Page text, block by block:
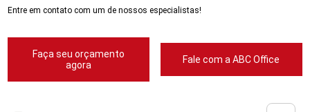
Entre em contato com um de nossos especialistas!
Faça seu orçamento
agora
Fale com a ABC Office